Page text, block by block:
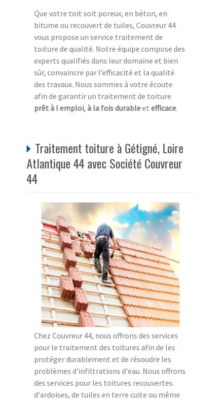
Que votre toit soit poreux, en béton, en
bitume ou recouvert de tuiles, Couvreur 44
vous propose un service traitement de
toiture de qualité. Notre équipe compose des
experts qualifiés dans leur domaine et bien
sûr, convaincre par l’efficacité et la qualité
des travaux. Nous sommes à votre écoute
afin de garantir un traitement de toiture
prêt à l emploi, à la fois durableet efficace.
Traitement toiture à Gétigné, Loire
Atlantique 44 avec Société Couvreur
44
Chez Couvreur 44, nous offrons des services
pour le traitement des toitures afin de les
protéger durablement et de résoudre les
problèmes d'infiltrations d'eau. Nous offrons
des services pour les toitures recouvertes
d'ardoises, de tuiles en terre cuite ou même